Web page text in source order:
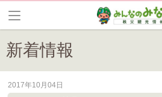
新着情報
皆野町のイベントやお祭り、花情報等
2017年10月04日